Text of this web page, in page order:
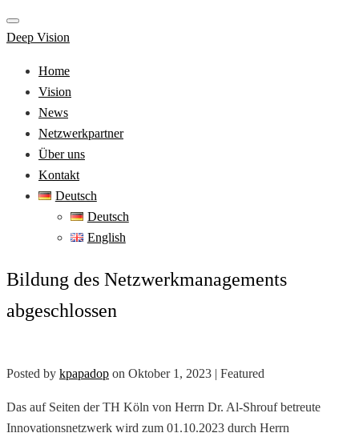
Deep Vision
Home
Vision
News
Netzwerkpartner
Über uns
Kontakt
Deutsch
Deutsch
English
Bildung des Netzwerkmanagements
abgeschlossen
Posted by kpapadop on Oktober 1, 2023 | Featured
Das auf Seiten der TH Köln von Herrn Dr. Al-Shrouf betreute
Innovationsnetzwerk wird zum 01.10.2023 durch Herrn